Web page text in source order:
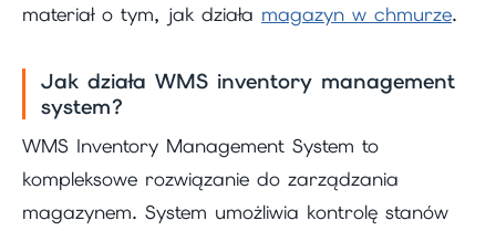
materiał o tym, jak działa magazyn w chmurze.
Jak działa WMS inventory management
system?
WMS Inventory Management System to
kompleksowe rozwiązanie do zarządzania
magazynem. System umożliwia kontrolę stanów